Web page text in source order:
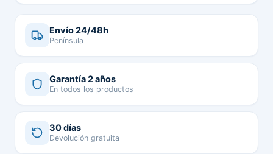
Envío 24/48h
Península
Garantía 2 años
En todos los productos
30 días
Devolución gratuita